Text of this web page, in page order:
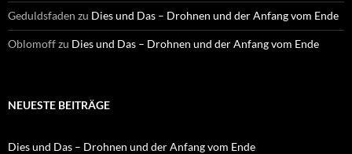
Geduldsfaden zu Dies und Das – Drohnen und der Anfang vom Ende
Oblomoffzu Dies und Das – Drohnen und der Anfang vom Ende
NEUESTE BEITRÄGE
Dies und Das – Drohnen und der Anfang vom Ende